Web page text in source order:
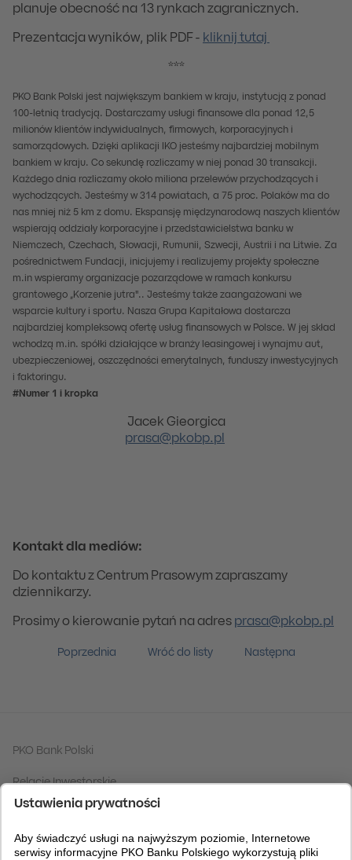
planuje obecność na 13 rynkach zagranicznych.
Prezentacja wyników, plik PDF - kliknij tutaj
***
PKO Bank Polski jest największym bankiem w kraju, instytucją z ponad
100-letnią tradycją. Dostarczamy usługi finansowe dla ponad 12,5
milionów klientów indywidualnych, firmowych, korporacyjnych i
samorządowych. Dzięki aplikacji IKO jesteśmy najbardziej mobilnym
bankiem w kraju. Co sekundę rozliczamy w niej ponad 30 transakcji.
Każdego dnia rozliczamy około miliona przelewów przychodzących i
wychodzących. Jesteśmy w 314 powiatach, a 75 proc. Polaków ma do
nas mniej niż 5 km z domu. Ekspansję międzynarodową naszych klientów
wspierają oddziały korporacyjne i przedstawicielstwa banku w
Niemczech, Czechach, Słowacji, Rumunii, Szwecji, Austrii i na Litwie. Za
pośrednictwem Fundacji, inicjujemy i realizujemy projekty społeczne
m.in wspieramy organizacje pozarządowe w ramach konkursu
grantowego „Korzenie jutra".. Jesteśmy także zaangażowani we
wsparcie kultury i sportu. Nasza Grupa Kapitałowa dostarcza
najbardziej kompleksową ofertę usług finansowych w Polsce. W jej skład
wchodzą m.in. spółki działające w branży leasingowej i wynajmu aut,
ubezpieczeniowej, oszczędności emerytalnych, funduszy inwestycyjnych
i faktoringu.
#Numer 1 i kropka
Jacek Gieorgica
prasa@pkobp.pl
Kontakt dla mediów:
Do kontaktu z Centrum Prasowym zapraszamy
dziennikarzy.
Prosimy o kierowanie pytań na adres prasa@pkobp.pl
Poprzednia Wróć do listy Następna
PKO Bank Polski
Relacje Inwestorskie
Fundacja PKO Banku Polskiego